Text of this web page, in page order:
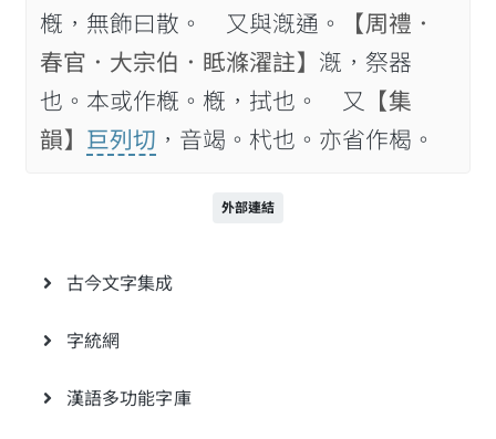
槪，無飾曰散。 又與漑通。
【周禮．
春官．大宗伯．眡滌濯註】 漑，祭器
也。本或作槪。槪，拭也。 又
【集
韻】 巨列切 ，音竭。杙也。亦省作楬。
外部連結
古今文字集成
字統網
漢語多功能字庫